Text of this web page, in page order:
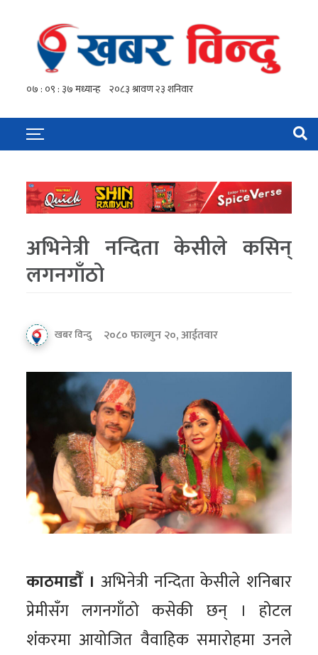
अभिनेत्री नन्दिता केसीले कसिन्
लगनगाँठो
खबर विन्दु २०८० फाल्गुन २०, आईतवार
काठमाडौँ । अभिनेत्री नन्दिता केसीले शनिबार
प्रेमीसँग लगनगाँठो कसेकी छन् । होटल
शंकरमा आयोजित वैवाहिक समारोहमा उनले